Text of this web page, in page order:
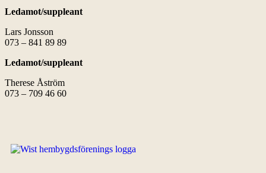
Ledamot/suppleant
Lars Jonsson
073 – 841 89 89
Ledamot/suppleant
Therese Åström
073 – 709 46 60